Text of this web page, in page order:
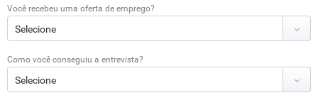
Você recebeu uma oferta de emprego?
Como você conseguiu a entrevista?